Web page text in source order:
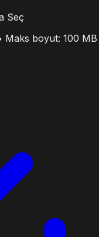
Seç
Maks boyut: 100 MB